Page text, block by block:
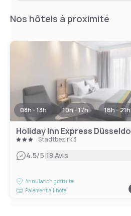
Nos hôtels à proximité
08h - 13h 10h - 17h 16h - 21h
Stadtbezirk 3
4.5/5|18 Avis
Annulation gratuite
Paiement à l'hôtel